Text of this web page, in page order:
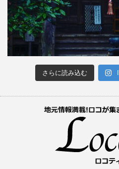
さらに読み込む